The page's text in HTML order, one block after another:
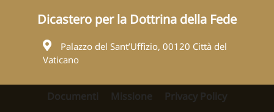
Dicastero per la Dottrina della Fede
Palazzo del Sant’Uffizio, 00120 Città del
Vaticano
Documenti Missione Privacy Policy